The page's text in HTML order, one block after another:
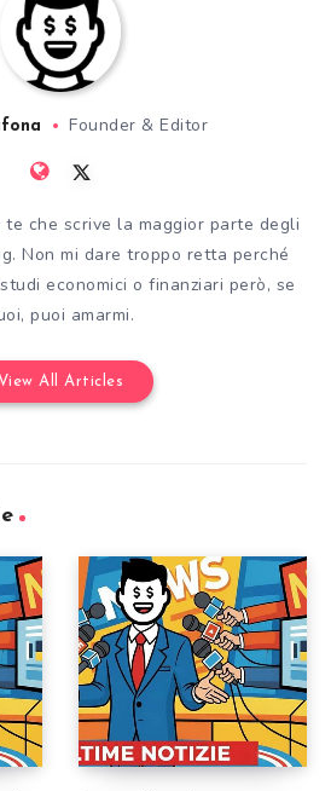
Founder & Editor
te che scrive la maggior parte degli
Non mi dare troppo retta perché
economici o finanziari però, se
puoi amarmi.
View All Articles